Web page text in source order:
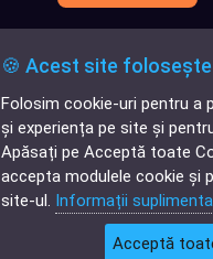
🍪 Acest site
Folosim cookie-uri pentru a
și experiența pe site și
Apăsați pe Acceptă toate
accepta modulele cookie și
site-ul. Informații
Acceptă